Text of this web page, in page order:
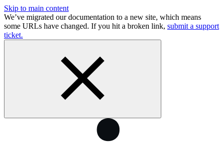
Skip to main content
We’ve migrated our documentation to a new site, which means
some URLs have changed. If you hit a broken link, submit a support
ticket.